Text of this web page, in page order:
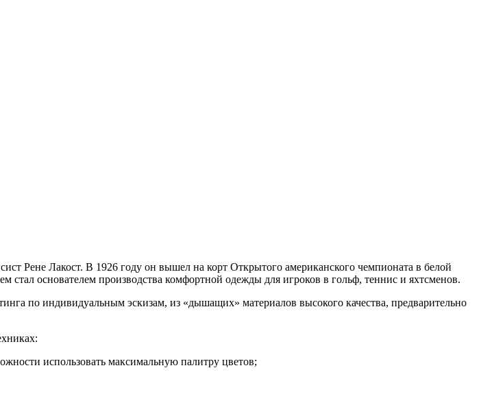
Рене Лакост. В 1926 году он вышел на корт Открытого американского чемпионата в белой
основателем производства комфортной одежды для игроков в гольф, теннис и яхтсменов.
по индивидуальным эскизам, из «дышащих» материалов высокого качества, предварительно
использовать максимальную палитру цветов;